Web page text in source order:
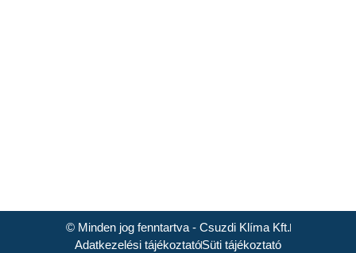
© Minden jog fenntartva - Csuzdi Klíma Kft.
Adatkezelési tájékoztatóSüti tájékoztató